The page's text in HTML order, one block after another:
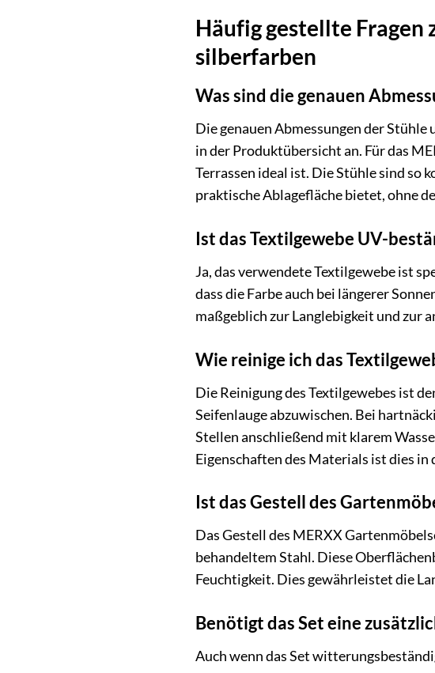
Häufig gestellte Fragen
silberfarben
Was sind die genauen
Die genauen Abmessungen der
in der Produktübersicht an. Für das
Terrassen ideal ist. Die Stühle sind so
praktische Ablagefläche bietet, ohne
Ist das Textilgewebe UV-
Ja, das verwendete Textilgewebe ist
dass die Farbe auch bei längerer
maßgeblich zur Langlebigkeit und
Wie reinige ich das
Die Reinigung des Textilgewebes ist
Seifenlauge abzuwischen. Bei
Stellen anschließend mit klarem
Eigenschaften des Materials ist dies
Ist das Gestell des
Das Gestell des MERXX
behandeltem Stahl. Diese
Feuchtigkeit. Dies gewährleistet die
Benötigt das Set eine
Auch wenn das Set